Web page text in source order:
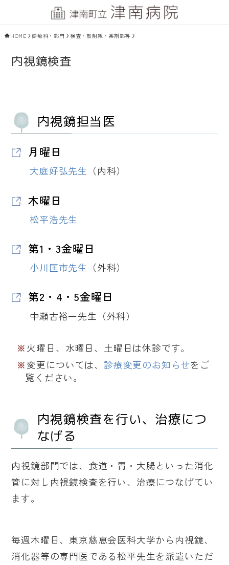
HOME 診療科・部門 検査・放射線・薬剤部等
内視鏡検査
内視鏡担当医
月曜日
大庭好弘先生 （内科）
木曜日
松平浩先生
第1・3金曜日
小川匡市先生 （外科）
第2・4・5金曜日
中瀬古裕一先生（外科）
火曜日、水曜日、土曜日は休診です。
変更については、 診療変更のお知らせをご
覧ください。
内視鏡検査を行い、治療につ
なげる
内視鏡部門では、食道・胃・大腸といった消化
管に対し内視鏡検査を行い、治療につなげてい
ます。
毎週木曜日、東京慈恵会医科大学から内視鏡、
消化器等の専門医である松平先生を派遣いただ